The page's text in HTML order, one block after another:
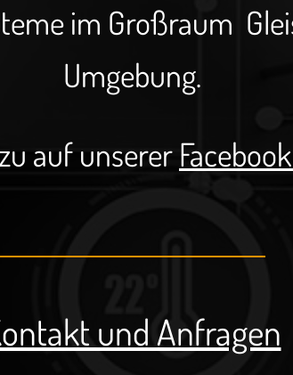
im Großraum
Umgebung.
auf unserer
und Anfragen